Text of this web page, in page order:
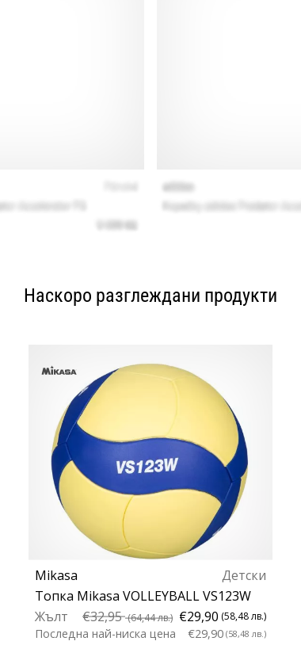
Наскоро разглеждани продукти
Mikasa
Детски
Топка Mikasa VOLLEYBALL VS123W
Жълт
€32,95(64,44 лв.) €29,90 (58,48 лв.)
Последна най-ниска цена €29,90 (58,48 лв.)